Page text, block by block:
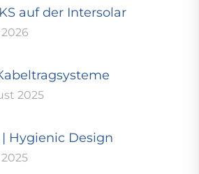
auf der Intersolar
2025
| Hygienic Design